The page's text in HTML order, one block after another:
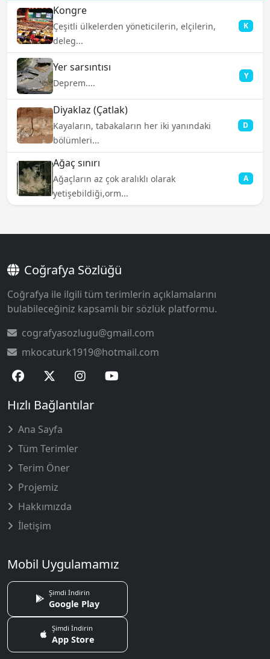
Kongre
Çeşitli ülkelerden yöneticilerin, elçilerin,
deleg...
K
Yer sarsıntısı
Deprem....
Y
Diyaklaz (Çatlak)
Kayaların, tabakaların her iki yanındaki
bölümleri...
D
Ağaç sınırı
Ağaçların az çok aralıklı olarak
yetişebildiği,orm...
A
Coğrafya Sözlüğü
Coğrafya ile ilgili tüm terimlerin açıklamalarını
bulabileceğiniz kapsamlı bir sözlük platformu.
cografyasozlugu@gmail.com
mkocaturk1919@hotmail.com
Hızlı Bağlantılar
Ana Sayfa
Tüm Terimler
Terim Öner
Projemiz
Hakkımızda
İletişim
Mobil Uygulamamız
Şimdi İndirin
Google Play
Şimdi İndirin
App Store